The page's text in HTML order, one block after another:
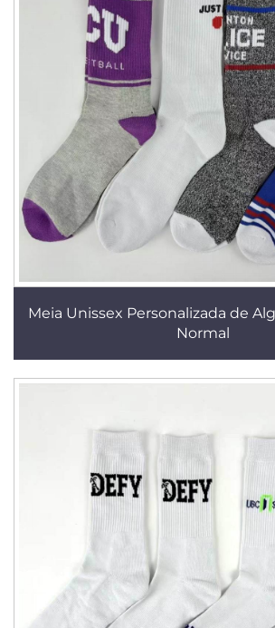
Meia Unissex Personalizada de
Normal